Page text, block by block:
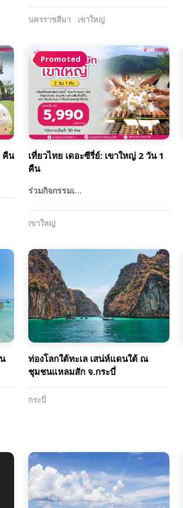
นครราชสีมา เขาใหญ่
คืน
Promoted
เที่ยวไทย เดอะซีรี่ย์: เขาใหญ่ 2 วัน 1
คืน
ร่วมกิจกรรมเ…
เขาใหญ่
ท่องโลกใต้ทะเล เสน่ห์แดนใต้ ณ
ชุมชนแหลมสัก จ.กระบี่
กระบี่